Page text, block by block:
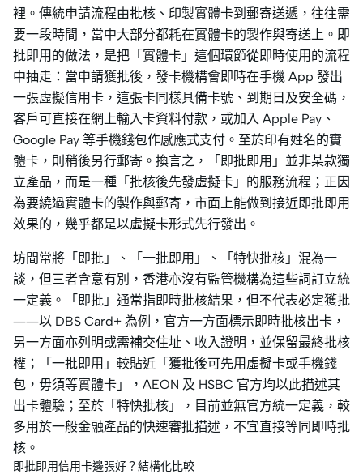
裡。傳統申請流程由批核、印製實體卡到郵寄送遞，往往需
要一段時間，當中大部分都耗在實體卡的製作與寄送上。即
批即用的做法，是把「實體卡」這個環節從即時使用的流程
中抽走：當申請獲批後，發卡機構會即時在手機 App 發出
一張虛擬信用卡，這張卡同樣具備卡號、到期日及安全碼，
客戶可直接在網上輸入卡資料付款，或加入 Apple Pay、
Google Pay 等手機錢包作感應式支付。至於印有姓名的實
體卡，則稍後另行郵寄。換言之，「即批即用」並非某款獨
立產品，而是一種「批核後先發虛擬卡」的服務流程；正因
為要繞過實體卡的製作與郵寄，市面上能做到接近即批即用
效果的，幾乎都是以虛擬卡形式先行發出。
坊間常將「即批」、「一批即用」、「特快批核」混為一
談，但三者含意有別，香港亦沒有監管機構為這些詞訂立統
一定義。「即批」通常指即時批核結果，但不代表必定獲批
——以 DBS Card+ 為例，官方一方面標示即時批核出卡，
另一方面亦列明或需補交住址、收入證明，並保留最終批核
權；「一批即用」較貼近「獲批後可先用虛擬卡或手機錢
包，毋須等實體卡」，AEON 及 HSBC 官方均以此描述其
出卡體驗；至於「特快批核」，目前並無官方統一定義，較
多用於一般金融產品的快速審批描述，不宜直接等同即時批
核。
即批即用信用卡邊張好？結構化比較